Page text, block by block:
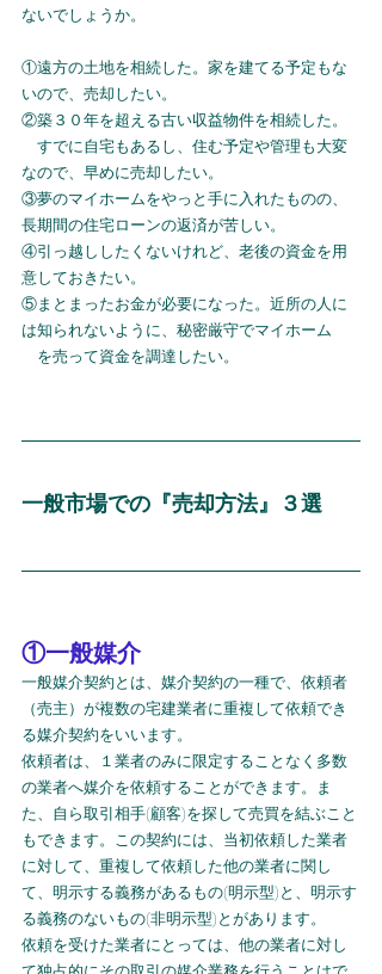
ないでしょうか。
①遠方の土地を相続した。家を建てる予定もな
いので、売却したい。
②築３０年を超える古い収益物件を相続した。
すでに自宅もあるし、住む予定や管理も大変
なので、早めに売却したい。
③夢のマイホームをやっと手に入れたものの、
長期間の住宅ローンの返済が苦しい。
④引っ越ししたくないけれど、老後の資金を用
意しておきたい。
⑤まとまったお金が必要になった。近所の人に
は知られないように、秘密厳守でマイホーム
を売って資金を調達したい。
一般市場での『売却方法』３選
①一般媒介
一般媒介契約とは、媒介契約の一種で、依頼者
（売主）が複数の宅建業者に重複して依頼でき
る媒介契約をいいます。
依頼者は、１業者のみに限定することなく多数
の業者へ媒介を依頼することができます。ま
た、自ら取引相手(顧客)を探して売買を結ぶこと
もできます。この契約には、当初依頼した業者
に対して、重複して依頼した他の業者に関し
て、明示する義務があるもの(明示型)と、明示す
る義務のないもの(非明示型)とがあります。
依頼を受けた業者にとっては、他の業者に対し